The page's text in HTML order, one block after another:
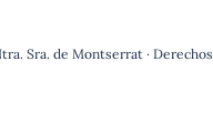
Sra. de Montserrat · Derechos